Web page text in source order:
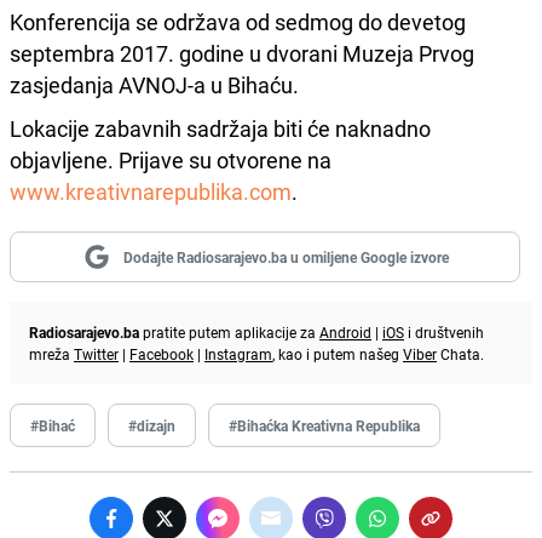
Konferencija se održava od sedmog do devetog
septembra 2017. godine u dvorani Muzeja Prvog
zasjedanja AVNOJ-a u Bihaću.
Lokacije zabavnih sadržaja biti će naknadno
objavljene. Prijave su otvorene na
www.kreativnarepublika.com.
Dodajte Radiosarajevo.ba u omiljene Google izvore
Radiosarajevo.bapratite putem aplikacije za Android | iOS i društvenih
mreža Twitter | Facebook | Instagram, kao i putem našeg ViberChata.
#Bihać #dizajn #Bihaćka Kreativna Republika